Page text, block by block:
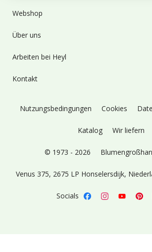
Webshop
Über uns
Arbeiten bei Heyl
Kontakt
Nutzungsbedingungen Cookies
Katalog Wir liefern
© 1973 - 2026
Venus 375, 2675 LP Honselersdijk,
Socials